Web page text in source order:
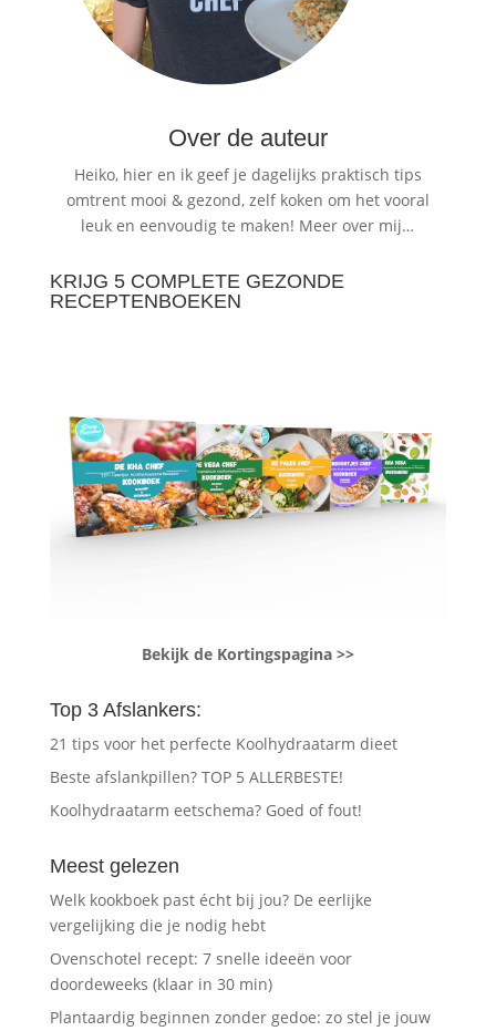
Over de auteur
Heiko, hier en ik geef je dagelijks praktisch tips
omtrent mooi & gezond, zelf koken om het vooral
leuk en eenvoudig te maken! Meer over mij…
KRIJG 5 COMPLETE GEZONDE
RECEPTENBOEKEN
Bekijk de Kortingspagina >>
Top 3 Afslankers:
21 tips voor het perfecte Koolhydraatarm dieet
Beste afslankpillen? TOP 5 ALLERBESTE!
Koolhydraatarm eetschema? Goed of fout!
Meest gelezen
Welk kookboek past écht bij jou? De eerlijke
vergelijking die je nodig hebt
Ovenschotel recept: 7 snelle ideeën voor
doordeweeks (klaar in 30 min)
Plantaardig beginnen zonder gedoe: zo stel je jouw